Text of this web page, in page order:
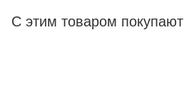
С этим товаром покупают